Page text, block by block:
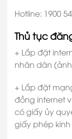
Hotline: 1900
Thủ tục
+ Lắp đặt
nhân dân
+ Lắp đặt
đồng internet
có giấy ủy
giấy phép